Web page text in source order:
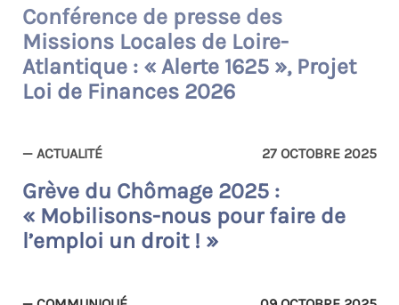
Conférence de presse des
Missions Locales de Loire-
Atlantique : « Alerte 1625 », Projet
Loi de Finances 2026
— ACTUALITÉ 27 OCTOBRE 2025
Grève du Chômage 2025 :
« Mobilisons-nous pour faire de
l’emploi un droit ! »